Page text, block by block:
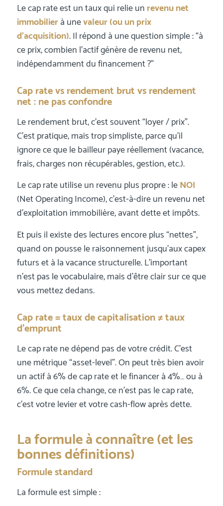
Le cap rate est un taux qui relie un revenu net
immobilierà unevaleur (ou un prix
d’acquisition). Il répond à une question simple : “à
ce prix, combien l’actif génère de revenu net,
indépendamment du financement ?”
Cap rate vs rendement brut vs rendement
net : ne pas confondre
Le rendement brut, c’est souvent “loyer / prix”.
C’est pratique, mais trop simpliste, parce qu’il
ignore ce que le bailleur paye réellement (vacance,
frais, charges non récupérables, gestion, etc.).
Le cap rate utilise un revenu plus propre : leNOI
(Net Operating Income), c’est-à-dire un revenu net
d’exploitation immobilière, avant dette et impôts.
Et puis il existe des lectures encore plus “nettes”,
quand on pousse le raisonnement jusqu’aux capex
futurs et à la vacance structurelle. L’important
n’est pas le vocabulaire, mais d’être clair sur ce que
vous mettez dedans.
Cap rate = taux de capitalisation ≠ taux
d’emprunt
Le cap rate ne dépend pas de votre crédit. C’est
une métrique “asset-level”. On peut très bien avoir
un actif à 6% de cap rate et le financer à 4%… ou à
6%. Ce que cela change, ce n’est pas le cap rate,
c’est votre levier et votre cash-flow après dette.
La formule à connaître (et les
bonnes définitions)
Formule standard
La formule est simple :